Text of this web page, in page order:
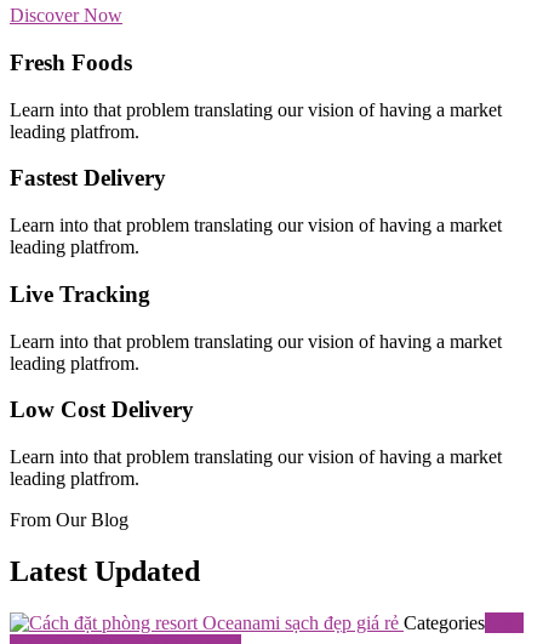
Discover Now
Fresh Foods
Learn into that problem translating our vision of having a market
leading platfrom.
Fastest Delivery
Learn into that problem translating our vision of having a market
leading platfrom.
Live Tracking
Learn into that problem translating our vision of having a market
leading platfrom.
Low Cost Delivery
Learn into that problem translating our vision of having a market
leading platfrom.
From Our Blog
Latest Updated
Categories